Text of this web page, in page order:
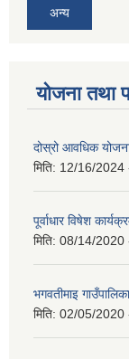
अन्य
योजना तथा
दोस्रो आवधिक
मिति: 12/16/2024
पूर्वाधार विषेश
मिति: 08/14/2020
भगवतीमाइ
मिति: 02/05/2020